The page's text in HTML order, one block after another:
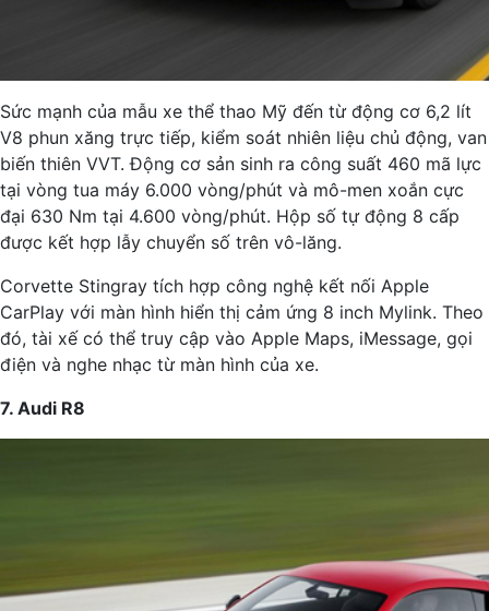
Sức mạnh của mẫu xe thể thao Mỹ đến từ động cơ 6,2 lít
V8 phun xăng trực tiếp, kiểm soát nhiên liệu chủ động, van
biến thiên VVT. Động cơ sản sinh ra công suất 460 mã lực
tại vòng tua máy 6.000 vòng/phút và mô-men xoắn cực
đại 630 Nm tại 4.600 vòng/phút. Hộp số tự động 8 cấp
được kết hợp lẫy chuyển số trên vô-lăng.
Corvette Stingray tích hợp công nghệ kết nối Apple
CarPlay với màn hình hiển thị cảm ứng 8 inch Mylink. Theo
đó, tài xế có thể truy cập vào Apple Maps, iMessage, gọi
điện và nghe nhạc từ màn hình của xe.
7. Audi R8